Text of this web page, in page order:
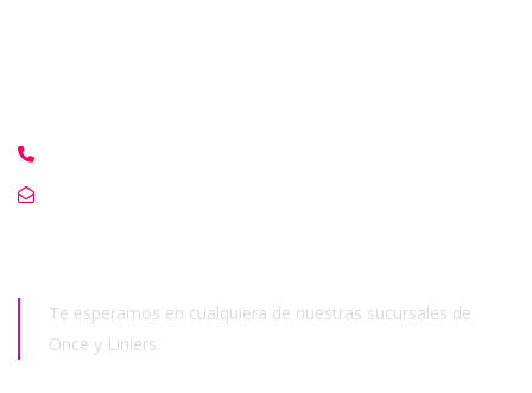
Te esperamos en cualquiera de nuestras sucursales de
Once y Liniers.